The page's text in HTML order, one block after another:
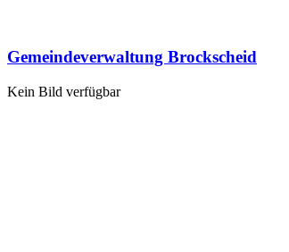
Gemeindeverwaltung Brockscheid
Kein Bild verfügbar